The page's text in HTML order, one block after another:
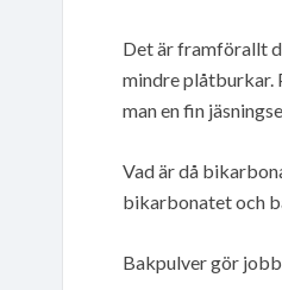
Det är framförallt
mindre plåtburkar.
man en fin
Vad är då
bikarbonatet och
Bakpulver gör